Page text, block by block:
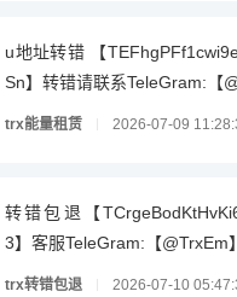
u地址转错 【
Sn】转错请联系TeleGram:【
trx能量租赁 2026-07-09
转错包退【
3】客服TeleGram:【@TrxEm】
trx转错包退 2026-07-10